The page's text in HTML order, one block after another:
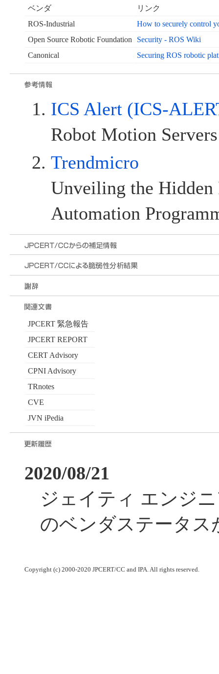
ベンダ
リンク
ROS-Industrial
How to securely control
Open Source Robotic Foundation
Security - ROS Wiki
Canonical
Securing ROS robotic
ICS Alert (ICS-
Robot Motion Servers
Trendmicro
Unveiling the
Automation
JPCERT 緊急報告
JPCERT REPORT
CERT Advisory
CPNI Advisory
TRnotes
CVE
JVN iPedia
2020/08/21
ジェイティ エンジ
のベンダステータス
Copyright (c) 2000-2020 JPCERT/CC and IPA. All rights reserved.